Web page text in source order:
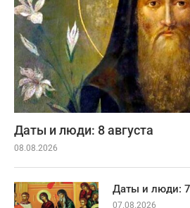
Даты и люди: 8 августа
08.08.2026
Даты и люди: 7
07.08.2026